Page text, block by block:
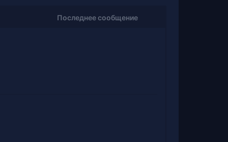
Последнее сообщение